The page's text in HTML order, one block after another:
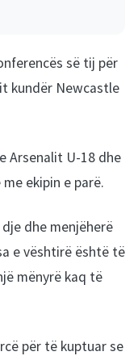
së tij për
kundër Newcastle
Arsenalit U-18 dhe
ekipin e parë.
dhe menjëherë
e vështirë është të
mënyrë kaq të
për të kuptuar se